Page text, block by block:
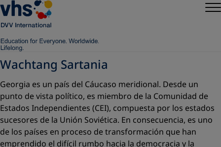
Wachtang Sartania
Georgia es un país del Cáucaso meridional. Desde un
punto de vista político, es miembro de la Comunidad de
Estados Independientes (CEI), compuesta por los estados
sucesores de la Unión Soviética. En consecuencia, es uno
de los países en proceso de transformación que han
emprendido el difícil rumbo hacia la democracia y la